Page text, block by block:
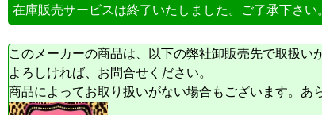
在庫販売サービスは終了いたしました。ご了承下さい
このメーカーの商品は、以下の弊社卸販売先で取扱い
よろしければ、お問合せください。
商品によってお取り扱いがない場合もございます。あ